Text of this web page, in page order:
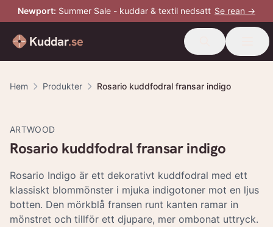
Newport: Summer Sale - kuddar & textil nedsatt Se rean →
Kuddar.se
Hem Produkter Rosario kuddfodral fransar indigo
ARTWOOD
Rosario kuddfodral fransar indigo
Rosario Indigo är ett dekorativt kuddfodral med ett
klassiskt blommönster i mjuka indigotoner mot en ljus
botten. Den mörkblå fransen runt kanten ramar in
mönstret och tillför ett djupare, mer ombonat uttryck.